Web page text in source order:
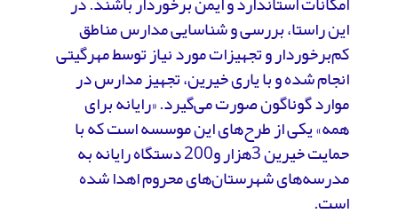
این راستا، بررسی و شناسایی مدارس مناطق
کم‌برخوردار و تجهیزات مورد نیاز توسط مهرگیتی
انجام شده و با یاری خیرین، تجهیز مدارس در
موارد گوناگون صورت می‌گیرد. «رایانه برای
همه» یکی از طرح‌های این موسسه است که با
حمایت خیرین 3هزار و200 دستگاه رایانه به
مدرسه‌های شهرستان‌های محروم اهدا شده
است.